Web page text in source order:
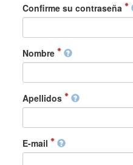
Confirme su contraseña
Nombre
Apellidos
E-mail